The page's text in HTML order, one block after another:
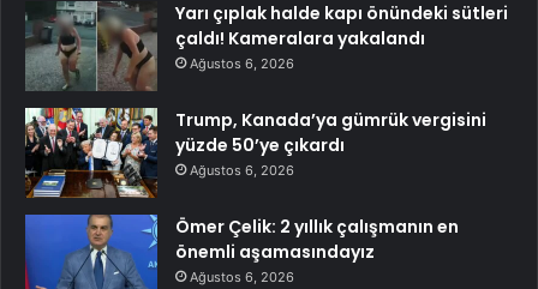
Yarı çıplak halde kapı önündeki sütleri
çaldı! Kameralara yakalandı
Ağustos 6, 2026
Trump, Kanada’ya gümrük vergisini
yüzde 50’ye çıkardı
Ağustos 6, 2026
Ömer Çelik: 2 yıllık çalışmanın en
önemli aşamasındayız
Ağustos 6, 2026